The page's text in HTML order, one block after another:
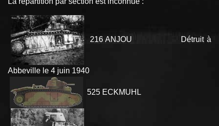
216 ANJOU Détruit à
Abbeville le 4 juin 1940
525 ECKMUHL